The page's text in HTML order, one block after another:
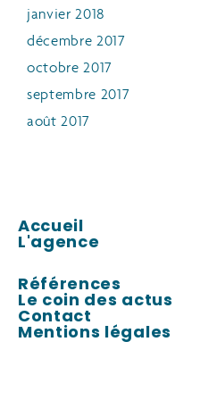
janvier 2018
décembre 2017
octobre 2017
septembre 2017
août 2017
Accueil
L'agence
Références
Le coin des actus
Contact
Mentions légales